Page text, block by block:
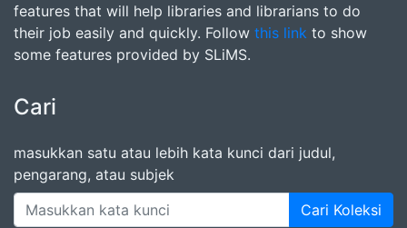
features that will help libraries and librarians to do
their job easily and quickly. Follow this link to show
some features provided by SLiMS.
Cari
masukkan satu atau lebih kata kunci dari judul,
pengarang, atau subjek
Cari Koleksi